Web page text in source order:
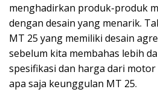
menghadirkan produk-produk
dengan desain yang menarik.
MT 25 yang memiliki desain
sebelum kita membahas lebih
spesifikasi dan harga dari
apa saja keunggulan MT 25.